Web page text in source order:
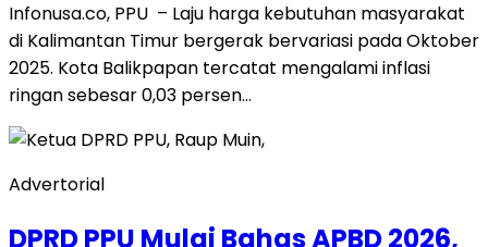
Infonusa.co, PPU – Laju harga kebutuhan masyarakat
di Kalimantan Timur bergerak bervariasi pada Oktober
2025. Kota Balikpapan tercatat mengalami inflasi
ringan sebesar 0,03 persen…
Advertorial
DPRD PPU Mulai Bahas APBD 2026,